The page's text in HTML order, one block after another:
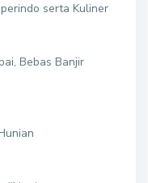
serta Kuliner
Bebas Banjir